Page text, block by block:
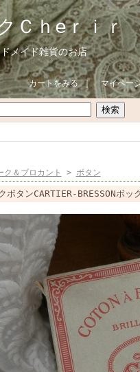
Ｃｈeｒｉｒ
メイド雑貨のお店
カートをみる｜ マイペー
ク＆ブロカント > ボタン
ボタンCARTIER-BRESSONボッ